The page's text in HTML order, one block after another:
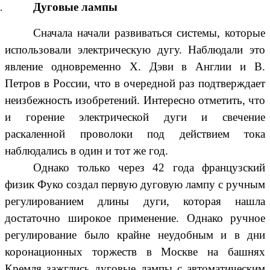
Дуговые лампы
Сначала начали развиваться системы, которые
использовали электрическую дугу. Наблюдали это
явление одновременно Х. Дэви в Англии и В.
Петров в России, что в очередной раз подтверждает
неизбежность изобретений. Интересно отметить, что
и горение электрической дуги и свечение
раскаленной проволоки под действием тока
наблюдались в один и тот же год.
Однако только через 42 года французский
физик Фуко создал первую дуговую лампу с ручным
регулированием длины дуги, которая нашла
достаточно широкое применение. Однако ручное
регулирование было крайне неудобным и в дни
коронационных торжеств в Москве на башнях